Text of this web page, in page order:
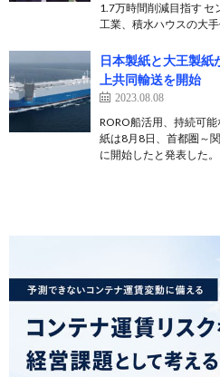
1.7万時間削減目指す
工業、積水ハウスの大
日本製紙と大王製紙
上共同輸送を開始
2023.08.08
RORO船活用、持続可
紙は8月8日、首都圏～
に開始したと発表した